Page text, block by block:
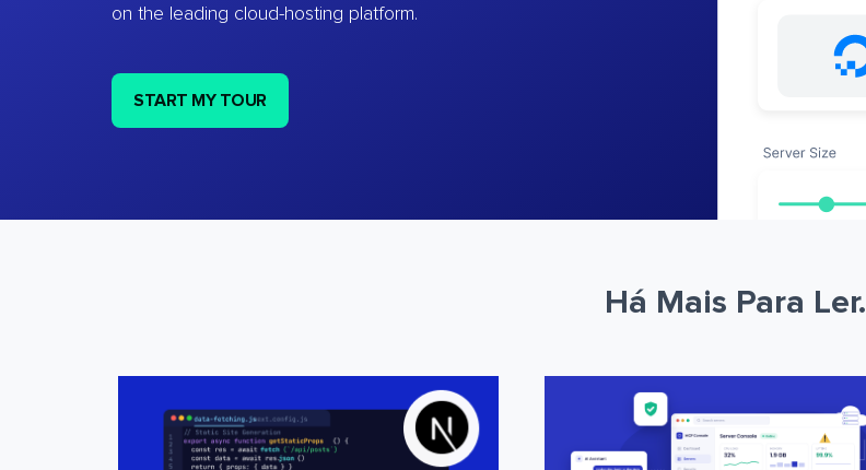
on the leading cloud-hosting platform.
START MY TOUR
Há Mais Para Ler.